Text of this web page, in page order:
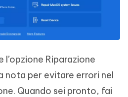
l’opzione Riparazione
nota per evitare errori nel
Quando sei pronto, fai